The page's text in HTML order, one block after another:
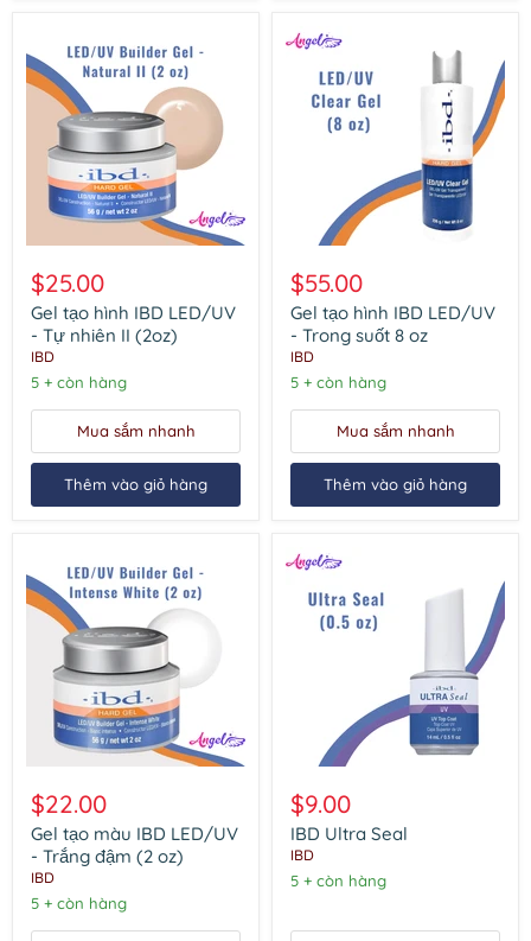
tạo
hình
IBD
LED/UV
Tự
nhiên
II
$25.00
Gel tạo hình IBD LED/UV
- Tự nhiên II (2oz)
IBD
5 + còn hàng
Mua sắm nhanh
Thêm vào giỏ hàng
tạo
hình
IBD
LED/UV
Trong
suốt
8
$55.00
Gel tạo hình IBD LED/UV
- Trong suốt 8 oz
IBD
5 + còn hàng
Mua sắm nhanh
Thêm vào giỏ hàng
tạo
màu
IBD
LED/UV
Trắng
đậm
(2
$22.00
Gel tạo màu IBD LED/UV
- Trắng đậm (2 oz)
IBD
5 + còn hàng
Ultra
Seal
$9.00
IBD Ultra Seal
IBD
5 + còn hàng